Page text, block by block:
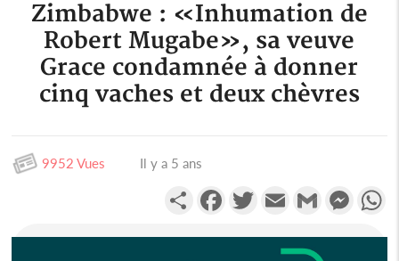
Zimbabwe : «Inhumation de
Robert Mugabe», sa veuve
Grace condamnée à donner
cinq vaches et deux chèvres
9952 Vues Il y a 5 ans
PartagerFacebookTwitterEmail Gmail